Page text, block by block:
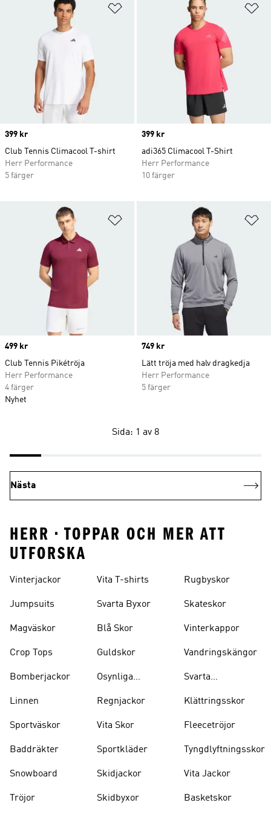
Lägg till på önskelistan
Price
399 kr
Club Tennis Climacool T-shirt
Herr Performance
5 färger
Price
399 kr
adi365 Climacool T-Shirt
Herr Performance
10 färger
Lägg till på önskelistan
Price
499 kr
Club Tennis Pikétröja
Herr Performance
4 färger
Nyhet
Price
749 kr
Lätt tröja med halv dragkedja
Herr Performance
5 färger
Sida: 1 av 8
Nästa
HERR • TOPPAR OCH MER ATT
UTFORSKA
Vinterjackor
Jumpsuits
Magväskor
Crop Tops
Bomberjackor
Linnen
Sportväskor
Baddräkter
Snowboard
Tröjor
Vita T-shirts
Svarta Byxor
Blå Skor
Guldskor
Osynliga
Regnjackor
Vita Skor
Sportkläder
Skidjackor
Skidbyxor
Rugbyskor
Skateskor
Vinterkappor
Vandringskängor
Svarta
Klättringsskor
Fleecetröjor
Tyngdlyftningsskor
Vita Jackor
Basketskor